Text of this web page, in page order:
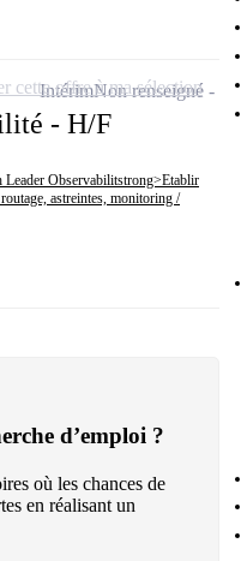
- H/F
Leader Observabilitstrong>Etablir
astreintes, monitoring /
IntérimNon renseigné
cette offre à ma sélection
d’emploi ?
où les chances de
en réalisant un